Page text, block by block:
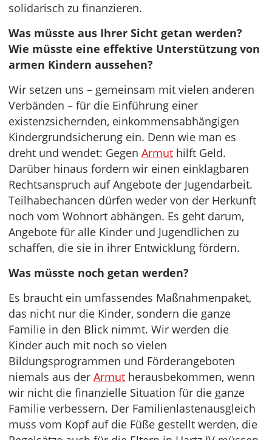
solidarisch zu finanzieren.
Was müsste aus Ihrer Sicht getan werden?
Wie müsste eine effektive Unterstützung von
armen Kindern aussehen?
Wir setzen uns – gemeinsam mit vielen anderen
Verbänden – für die Einführung einer
existenzsichernden, einkommensabhängigen
Kindergrundsicherung ein. Denn wie man es
dreht und wendet: Gegen Armut hilft Geld.
Darüber hinaus fordern wir einen einklagbaren
Rechtsanspruch auf Angebote der Jugendarbeit.
Teilhabechancen dürfen weder von der Herkunft
noch vom Wohnort abhängen. Es geht darum,
Angebote für alle Kinder und Jugendlichen zu
schaffen, die sie in ihrer Entwicklung fördern.
Was müsste noch getan werden?
Es braucht ein umfassendes Maßnahmenpaket,
das nicht nur die Kinder, sondern die ganze
Familie in den Blick nimmt. Wir werden die
Kinder auch mit noch so vielen
Bildungsprogrammen und Förderangeboten
niemals aus der Armut herausbekommen, wenn
wir nicht die finanzielle Situation für die ganze
Familie verbessern. Der Familienlastenausgleich
muss vom Kopf auf die Füße gestellt werden, die